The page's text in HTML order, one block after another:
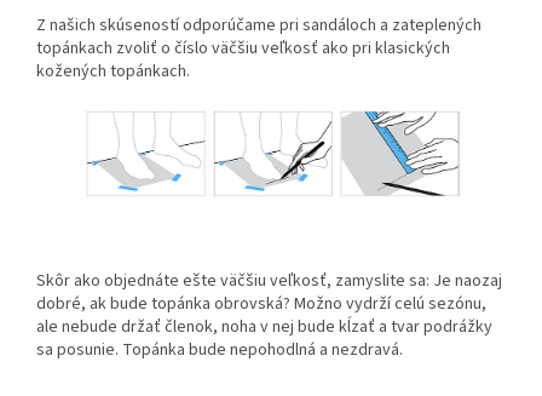
Z našich skúseností odporúčame pri sandáloch a zateplených
topánkach zvoliť o číslo väčšiu veľkosť ako pri klasických
kožených topánkach.
Skôr ako objednáte ešte väčšiu veľkosť, zamyslite sa: Je naozaj
dobré, ak bude topánka obrovská? Možno vydrží celú sezónu,
ale nebude držať členok, noha v nej bude kĺzať a tvar podrážky
sa posunie. Topánka bude nepohodlná a nezdravá.